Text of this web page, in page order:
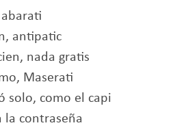
antipatic
nada gratis
Maserati
solo, como el capi
la contraseña